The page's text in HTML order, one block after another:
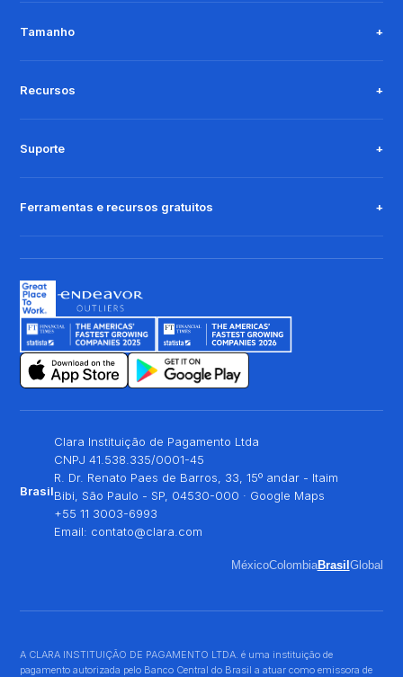
Tamanho
Recursos
Suporte
Ferramentas e recursos gratuitos
Brasil
Clara Instituição de Pagamento Ltda
CNPJ 41.538.335/0001-45
R. Dr. Renato Paes de Barros, 33, 15º andar - Itaim
Bibi, São Paulo - SP, 04530-000 · Google Maps
+55 11 3003-6993
Email: contato@clara.com
MéxicoColombiaBrasilGlobal
A CLARA INSTITUIÇÃO DE PAGAMENTO LTDA. é uma instituição de
pagamento autorizada pelo Banco Central do Brasil a atuar como emissora de